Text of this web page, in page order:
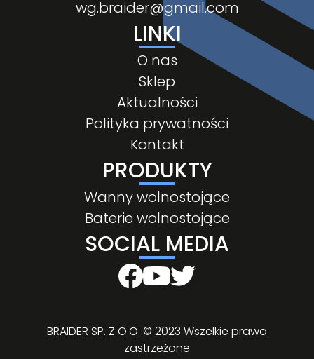
wg.braider@gmail.com
LINKI
O nas
Sklep
Aktualności
Polityka prywatności
Kontakt
PRODUKTY
Wanny wolnostojące
Baterie wolnostojące
SOCIAL MEDIA
BRAIDER SP. Z O.O. © 2023 Wszelkie prawa
zastrzeżone